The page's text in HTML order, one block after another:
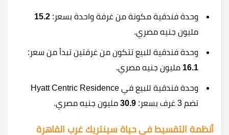
وحدة فندقية مكونة من غرفة واحدة بسعر: 15.2
مليون جنيه مصري.
وحدة فندقية للبيع تتكون من غرفتين تبدأ من سعر:
16.1 مليون جنيه مصري.
وحدة فندقية للبيع في Hyatt Centric Residence
تضم 3 غرف بسعر:
30.9 مليون جنيه مصري.
أنظمة التقسيط في حياة سينتريك غرب القاهرة